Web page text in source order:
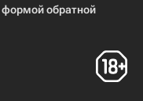
формой обратной